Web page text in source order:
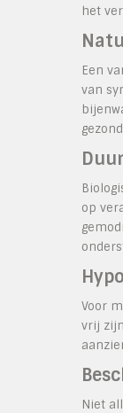
het
Een
van
op
Voor
vrij
Niet